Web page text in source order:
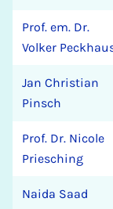
Prof. em. Dr.
Volker
Jan Christian
Pinsch
Prof. Dr. Nicole
Priesching
Naida Saad